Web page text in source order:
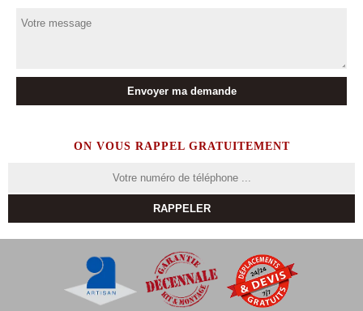
ON VOUS RAPPEL GRATUITEMENT